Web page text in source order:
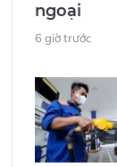
ngoại
6 giờ trước